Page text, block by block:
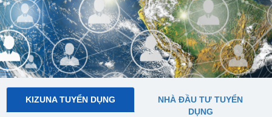
KIZUNA TUYỂN DỤNG
NHÀ ĐẦU TƯ TUYỂN
DỤNG